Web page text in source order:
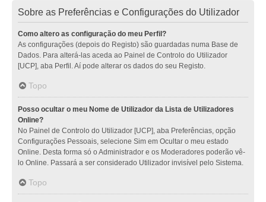
Sobre as Preferências e Configurações do Utilizador
Como altero as configuração do meu Perfil?
As configurações (depois do Registo) são guardadas numa Base de
Dados. Para alterá-las aceda ao Painel de Controlo do Utilizador
[UCP], aba Perfil. Aí pode alterar os dados do seu Registo.
Topo
Posso ocultar o meu Nome de Utilizador da Lista de Utilizadores
Online?
No Painel de Controlo do Utilizador [UCP], aba Preferências, opção
Configurações Pessoais, selecione Sim em Ocultar o meu estado
Online. Desta forma só o Administrador e os Moderadores poderão vê-
lo Online. Passará a ser considerado Utilizador invisível pelo Sistema.
Topo